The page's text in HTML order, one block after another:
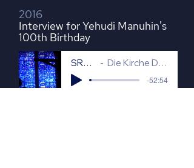
2016
Interview for Yehudi Manuhin's
100th Birthday
SRF2 Kultur KONTEXT Die Kirche Don Bosco: vom Gotteshaus zum Musikzentrum
-52:54